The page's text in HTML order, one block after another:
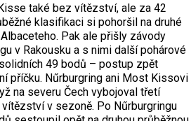
také bez vítězství, ale za 42
klasifikaci si pohoršil na druhé
Pak ale přišly závody
v Rakousku a s nimi další pohárové
49 bodů – postup zpět
příčku. Nűrburgring ani Most Kissovi
na severu Čech vybojoval třetí
v sezoně. Po Nűrburgringu